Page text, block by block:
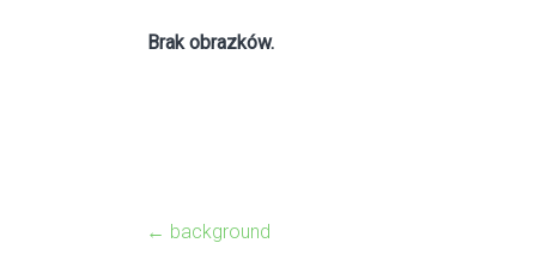
Brak obrazków.
← background